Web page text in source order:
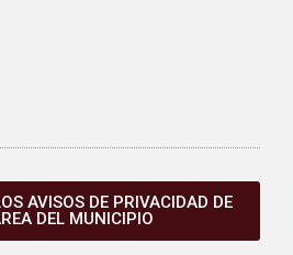
AVISOS DE PRIVACIDAD DE
DEL MUNICIPIO